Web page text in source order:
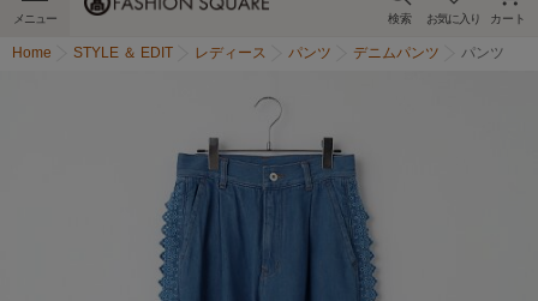
検索 お気に入り カート
メニュー
Home STYLE ＆ EDIT レディース パンツ デニムパンツ パンツ